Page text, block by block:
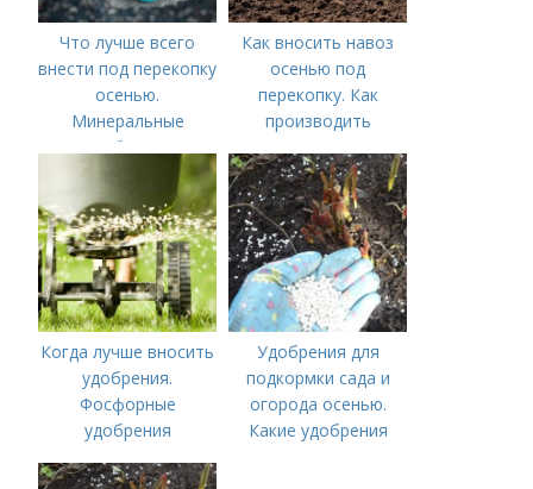
Что лучше всего
внести под перекопку
осенью.
Минеральные
удобрения
Как вносить навоз
осенью под
перекопку. Как
производить
Когда лучше вносить
удобрения.
Фосфорные
удобрения
Удобрения для
подкормки сада и
огорода осенью.
Какие удобрения